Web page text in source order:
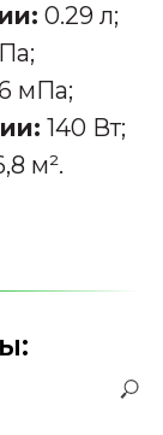
0.29 л;
мПа;
140 Вт;
м².